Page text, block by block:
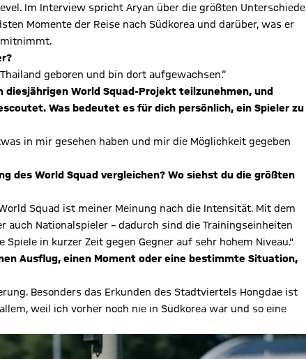
Im Interview spricht Aryan über die größten Unterschiede
Momente der Reise nach Südkorea und darüber, was er
mitnimmt.
geboren und bin dort aufgewachsen.“
World Squad-Projekt teilzunehmen, und
Was bedeutet es für dich persönlich, ein Spieler zu
in mir gesehen haben und mir die Möglichkeit gegeben
des World Squad vergleichen? Wo siehst du die größten
Squad ist meiner Meinung nach die Intensität. Mit dem
Nationalspieler – dadurch sind die Trainingseinheiten
in kurzer Zeit gegen Gegner auf sehr hohem Niveau."
Ausflug, einen Moment oder eine bestimmte Situation,
Besonders das Erkunden des Stadtviertels Hongdae ist
weil ich vorher noch nie in Südkorea war und so eine